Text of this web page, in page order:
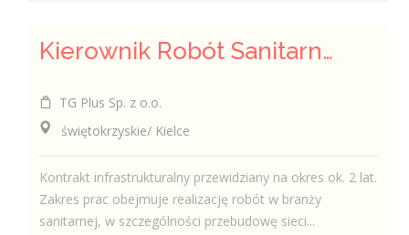
Kierownik Robót Sanitarnych
TG Plus Sp. z o.o.
świętokrzyskie/ Kielce
Kontrakt infrastrukturalny przewidziany na okres ok. 2 lat.
Zakres prac obejmuje realizację robót w branży
sanitarnej, w szczególności przebudowę sieci...